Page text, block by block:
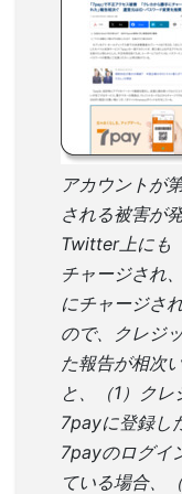
アカウントが
される被害が
Twitter上にも
チャージされ
にチャージさ
ので、クレジ
た報告が相次
と、（1）ク
7payに登録し
7payのログイ
ている場合、